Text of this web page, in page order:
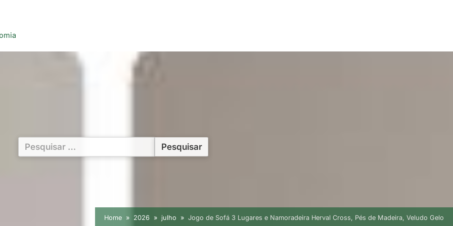
Pesquisar
por:
Home 2026 julho Jogo de Sofá 3 Lugares e Namoradeira Herval Cross, Pés de Madeira, Veludo Gelo